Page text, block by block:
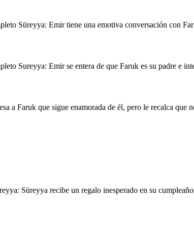
Süreyya: Emir tiene una emotiva conversación con
Sureyya: Emir se entera de que Faruk es su padre e
a Faruk que sigue enamorada de él, pero le recalca que
Süreyya recibe un regalo inesperado en su